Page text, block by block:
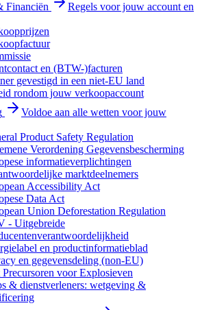
Financiën
Regels voor jouw account en
en (BTW-)facturen
gevestigd in een niet-EU land
rondom jouw verkoopaccount
Voldoe aan alle wetten voor jouw
Product Safety Regulation
Verordening Gegevensbescherming
informatieverplichtingen
marktdeelnemers
Accessibility Act
Data Act
Union Deforestation Regulation
- Uitgebreide
en productinformatieblad
en gegevensdeling (non-EU)
Precursoren voor Explosieven
& dienstverleners: wetgeving &